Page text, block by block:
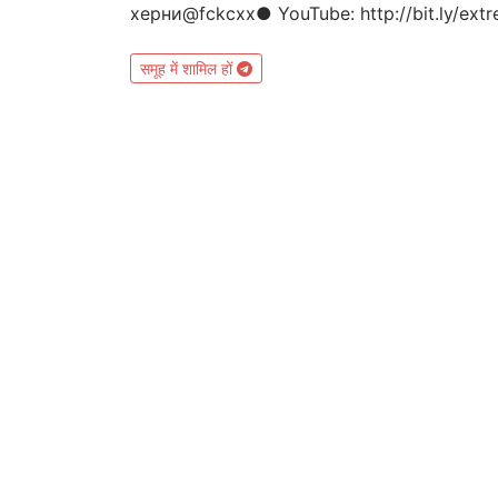
херни@fckcxx● YouTube: http://bit.ly/
समूह में शामिल हों